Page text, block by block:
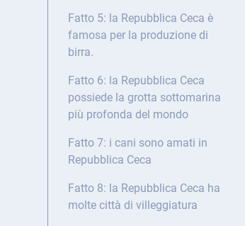
Fatto 5: la Repubblica Ceca è
famosa per la produzione di
birra.
Fatto 6: la Repubblica Ceca
possiede la grotta sottomarina
più profonda del mondo
Fatto 7: i cani sono amati in
Repubblica Ceca
Fatto 8: la Repubblica Ceca ha
molte città di villeggiatura